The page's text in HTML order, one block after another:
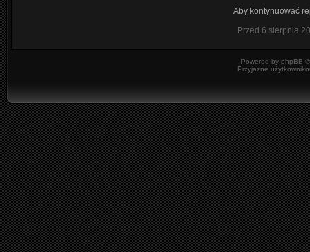
Aby kontynuować
Przed 6 sierpnia
Powered by phpBB
Przyjazne